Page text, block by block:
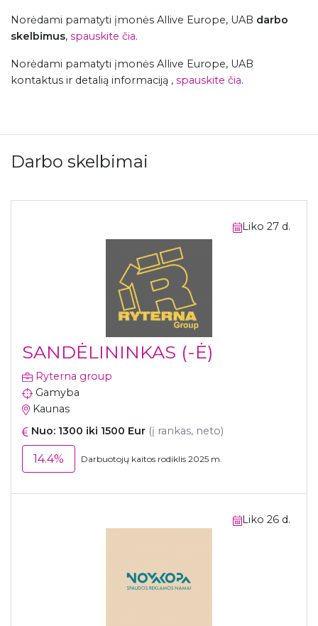
Norėdami pamatyti įmonės Allive Europe, UAB darbo
skelbimus, spauskite čia.
Norėdami pamatyti įmonės Allive Europe, UAB
kontaktus ir detalią informaciją , spauskite čia.
Darbo skelbimai
Liko 27 d.
SANDĖLININKAS (-Ė)
Ryterna group
Gamyba
Kaunas
Nuo: 1300 iki 1500 Eur (į rankas, neto)
14.4% Darbuotojų kaitos rodiklis 2025 m.
Liko 26 d.